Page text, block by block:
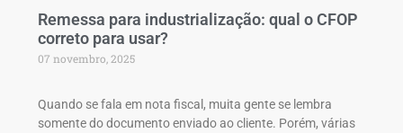
Remessa para industrialização: qual o CFOP
correto para usar?
07 novembro, 2025
Quando se fala em nota fiscal, muita gente se lembra
somente do documento enviado ao cliente. Porém, várias